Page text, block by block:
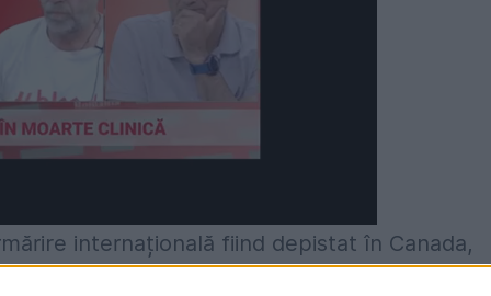
internațională fiind depistat în Canada,
În 1994, el fusese condamnat la 18 ani